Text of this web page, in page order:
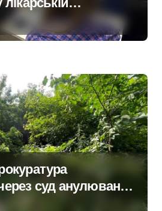
втрати вагітності
суд анулювання
на фіктивну